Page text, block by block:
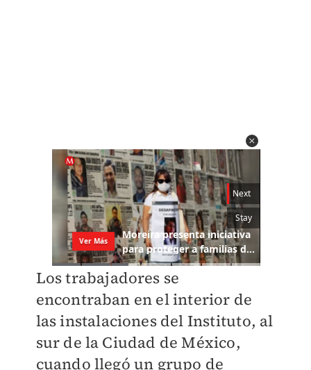
Los trabajadores se
encontraban en el interior de
las instalaciones del Instituto, al
sur de la Ciudad de México,
cuando llegó un grupo de